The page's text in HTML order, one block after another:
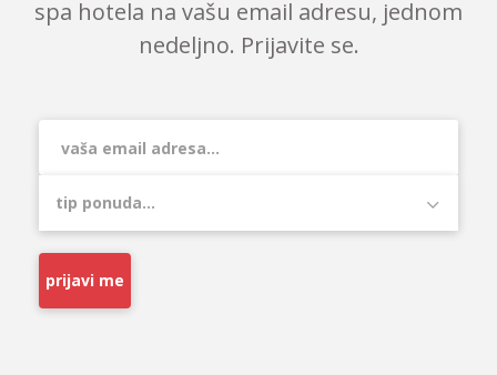
spa hotela na vašu email adresu, jednom
nedeljno. Prijavite se.
prijavi me